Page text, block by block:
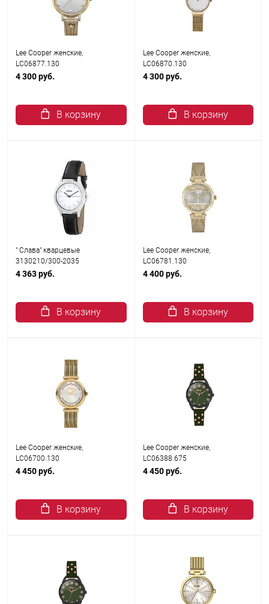
Lee Cooper женские,
LC06877.130
4 300 руб.
В корзину
Lee Cooper женские,
LC06870.130
4 300 руб.
В корзину
" Слава" кварцевые
3130210/300-2035
4 363 руб.
В корзину
Lee Cooper женские,
LC06781.130
4 400 руб.
В корзину
Lee Cooper женские,
LC06700.130
4 450 руб.
В корзину
Lee Cooper женские,
LC06388.675
4 450 руб.
В корзину